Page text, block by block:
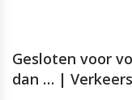
Gesloten voor
dan … |